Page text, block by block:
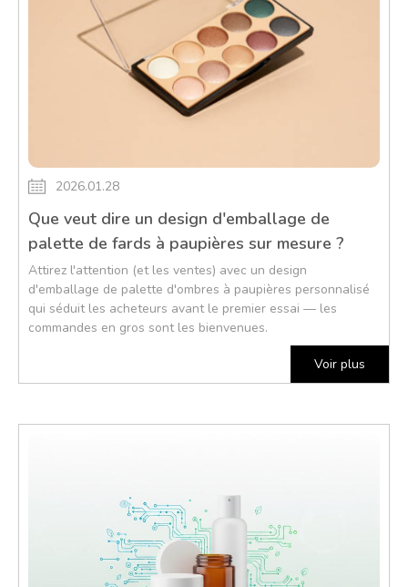
2026.01.28
Que veut dire un design d'emballage de
palette de fards à paupières sur mesure ?
Attirez l'attention (et les ventes) avec un design
d'emballage de palette d'ombres à paupières personnalisé
qui séduit les acheteurs avant le premier essai — les
commandes en gros sont les bienvenues.
Voir plus